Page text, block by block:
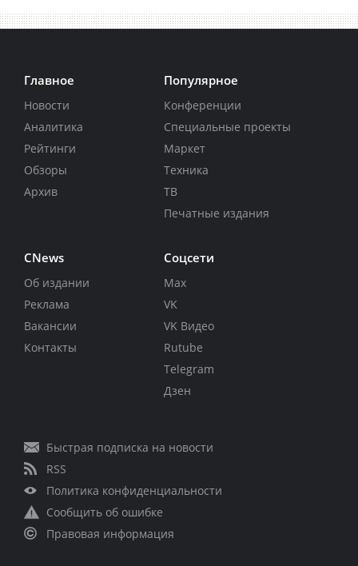
Главное
Новости
Аналитика
Рейтинги
Обзоры
Архив
Популярное
Конференции
Специальные проекты
Маркет
Техника
ТВ
Печатные издания
CNews
Об издании
Реклама
Вакансии
Контакты
Соцсети
Max
VK
VK Видео
Rutube
Telegram
Дзен
Быстрая подписка на новости
RSS
Политика конфиденциальности
Сообщить об ошибке
Правовая информация